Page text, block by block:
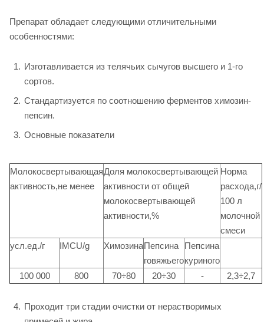
Препарат обладает следующими отличительными
особенностями:
Изготавливается из телячьих сычугов высшего и 1-го
сортов.
Стандартизуется по соотношению ферментов химозин-
пепсин.
Основные показатели
Молокосвертывающая
активность,не менее
Доля молокосвертывающей
активности от общей
молокосвертывающей
активности,%
Норма
расхода,г/
100 л
молочной
смеси
усл.ед./г
IMCU/g ХимозинаПепсина
говяжьего
Пепсина
куриного
100 000
800 70÷80 20÷30 - 2,3÷2,7
Проходит три стадии очистки от нерастворимых